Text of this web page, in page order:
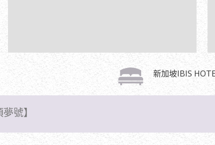
新加坡IBIS
號】